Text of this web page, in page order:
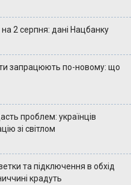
2 серпня: дані Нацбанку
запрацюють по-новому: що
проблем: українців
зі світлом
та підключення в обхід
крадуть